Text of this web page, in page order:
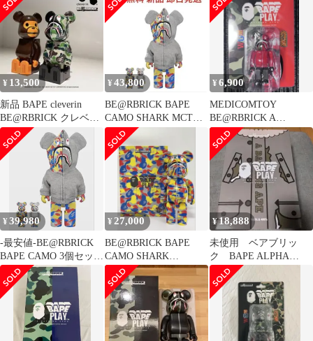
100％ RED qdkdu57
¥ 13,500
新品 BAPE cleverin
BE@RBRICK クレベリ
ン 2セット
¥ 43,800
BE@RBRICK BAPE
CAMO SHARK MCT
30th ANNIV
¥6,900
MEDICOMTOY
BE@RBRICK A
BATHING 100%
¥39,980
-最安値-BE@RBRICK
BAPE CAMO 3個セット
ベアブリック
¥ 27,000
BE@RBRICK BAPE
CAMO SHARK
MCT30th 400％のみ
¥18,888
未使用 ベアブリッ
ク BAPE ALPHA
CAMO SHARK 400%
のみ